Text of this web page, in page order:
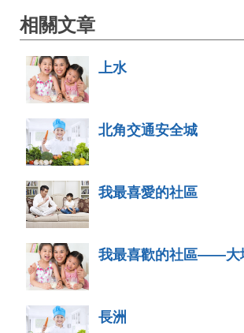
相關文章
上水
北角交通安全城
我最喜愛的社區
我最喜歡的社區——大
長洲